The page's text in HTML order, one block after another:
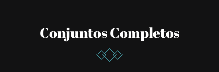
Conjuntos Completos